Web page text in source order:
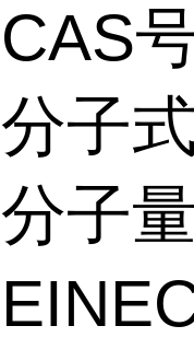
CAS
分子
分子